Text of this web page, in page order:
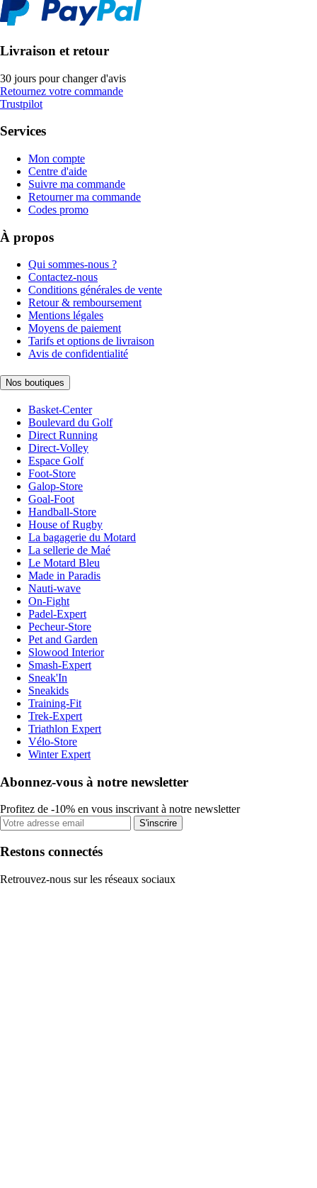
Livraison et retour
30 jours pour changer d'avis
Retournez votre commande
Trustpilot
Services
Mon compte
Centre d'aide
Suivre ma commande
Retourner ma commande
Codes promo
À propos
Qui sommes-nous ?
Contactez-nous
Conditions générales de vente
Retour & remboursement
Mentions légales
Moyens de paiement
Tarifs et options de livraison
Avis de confidentialité
Nos boutiques
Basket-Center
Boulevard du Golf
Direct Running
Direct-Volley
Espace Golf
Foot-Store
Galop-Store
Goal-Foot
Handball-Store
House of Rugby
La bagagerie du Motard
La sellerie de Maé
Le Motard Bleu
Made in Paradis
Nauti-wave
On-Fight
Padel-Expert
Pecheur-Store
Pet and Garden
Slowood Interior
Smash-Expert
Sneak'In
Sneakids
Training-Fit
Trek-Expert
Triathlon Expert
Vélo-Store
Winter Expert
Abonnez-vous à notre newsletter
Profitez de -10% en vous inscrivant à notre newsletter
S'inscrire
Restons connectés
Retrouvez-nous sur les réseaux sociaux